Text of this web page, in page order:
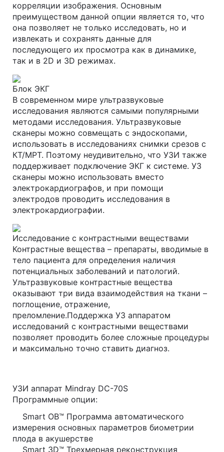
корреляции изображения. Основным
преимуществом данной опции является то, что
она позволяет не только исследовать, но и
извлекать и сохранять данные для
последующего их просмотра как в динамике,
так и в 2D и 3D режимах.
Блок ЭКГ
В современном мире ультразвуковые
исследования являются самыми популярными
методами исследования. Ультразвуковые
сканеры можно совмещать с эндоскопами,
использовать в исследованиях снимки срезов с
КТ/МРТ. Поэтому неудивительно, что УЗИ также
поддерживает подключение ЭКГ к системе. УЗ
сканеры можно использовать вместо
электрокардиографов, и при помощи
электродов проводить исследования в
электрокардиографии.
Исследование с контрастными веществами
Контрастные вещества – препараты, вводимые в
тело пациента для определения наличия
потенциальных заболеваний и патологий.
Ультразвуковые контрастные вещества
оказывают три вида взаимодействия на ткани –
поглощение, отражение,
преломление.Поддержка УЗ аппаратом
исследований с контрастными веществами
позволяет проводить более сложные процедуры
и максимально точно ставить диагноз.
УЗИ аппарат Mindray DC-70S
Программные опции:
Smart OB™ Программа автоматического
измерения основных параметров биометрии
плода в акушерстве
Smart 3D™ Трехмерная реконструкция